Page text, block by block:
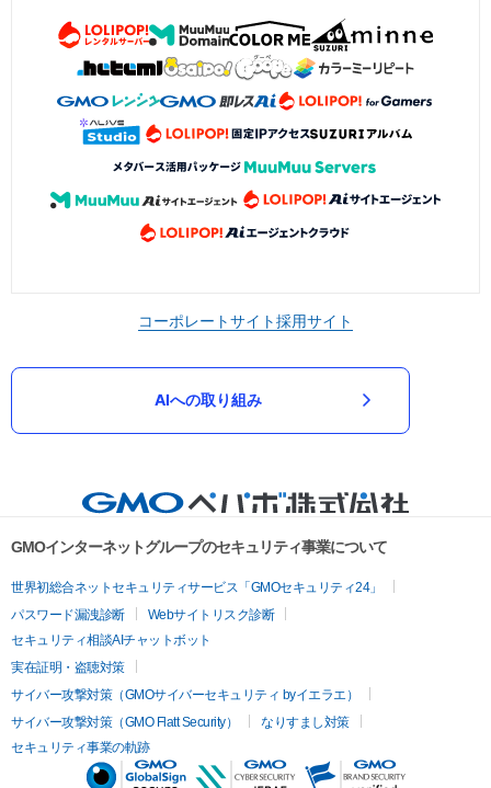
コーポレートサイト採用サイト
AIへの取り組み
GMOインターネットグループのセキュリティ事業について
世界初総合ネットセキュリティサービス「GMOセキュリティ24」
パスワード漏洩診断
Webサイトリスク診断
セキュリティ相談AIチャットボット
実在証明・盗聴対策
サイバー攻撃対策（GMOサイバーセキュリティ byイエラエ）
サイバー攻撃対策（GMO Flatt Security）
なりすまし対策
セキュリティ事業の軌跡